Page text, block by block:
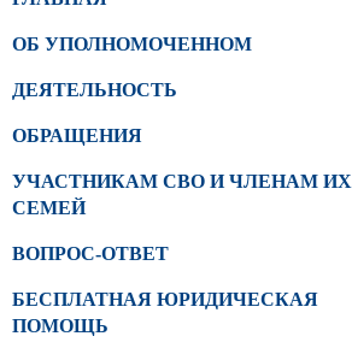
ОБ УПОЛНОМОЧЕННОМ
ДЕЯТЕЛЬНОСТЬ
ОБРАЩЕНИЯ
УЧАСТНИКАМ СВО И ЧЛЕНАМ ИХ
СЕМЕЙ
ВОПРОС-ОТВЕТ
БЕСПЛАТНАЯ ЮРИДИЧЕСКАЯ
ПОМОЩЬ